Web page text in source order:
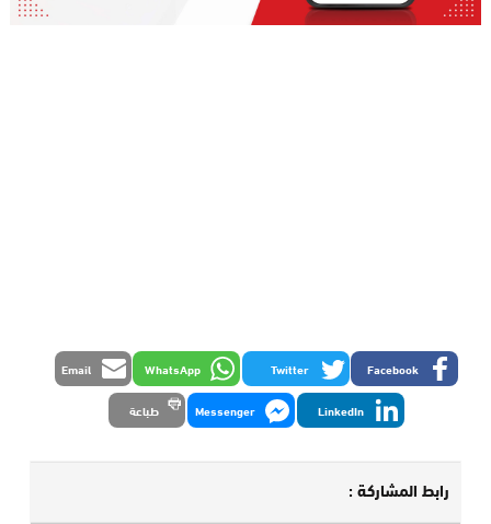
Facebook
Twitter
WhatsApp
Email
LinkedIn
Messenger طباعة
رابط المشاركة :